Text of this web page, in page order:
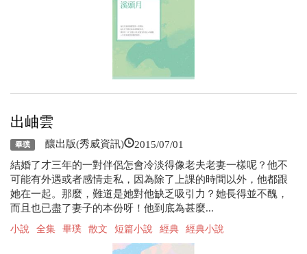
出岫雲
畢璞 釀出版(秀威資訊) 2015/07/01
結婚了才三年的一對伴侶怎會冷淡得像老夫老妻一樣呢？他不
可能有外遇或者感情走私，因為除了上課的時間以外，他都跟
她在一起。那麼，難道是她對他缺乏吸引力？她長得並不醜，
而且也已盡了妻子的本份呀！他到底為甚麼...
小說 全集 畢璞 散文 短篇小說 經典 經典小說